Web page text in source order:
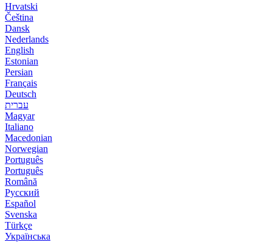
Hrvatski
Čeština
Dansk
Nederlands
English
Estonian
Persian
Français
Deutsch
עברית
Magyar
Italiano
Macedonian
Norwegian
Português
Português
Română
Русский
Español
Svenska
Türkçe
Українська